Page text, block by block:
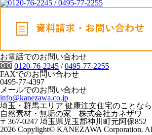
お電話でのお問い合わせ
0120-76-2245 /0495-77-2255
FAXでのお問い合わせ
0495-77-4397
メールでのお問い合わせ
info@kanezawa.co.jp
埼玉・群馬エリア 健康注文住宅のことなら
自然素材・無垢の家 株式会社カネザワ
〒367-0247 埼玉県児玉郡神川町元阿保852
2026 Copylight© KANEZAWA Corporation.